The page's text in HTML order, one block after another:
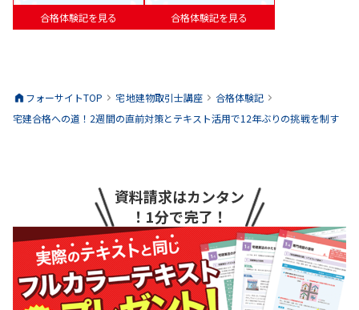
合格体験記を見る 合格体験記を見る
フォーサイトTOP 宅地建物取引士講座
合格体験記
宅建合格への道！2週間の直前対策とテキスト活用で12年ぶりの挑戦を制す
資料請求はカンタン
！1分で完了！